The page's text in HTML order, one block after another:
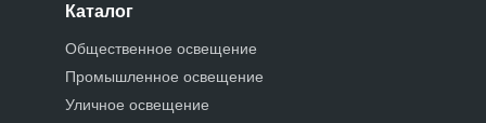
Каталог
Общественное освещение
Промышленное освещение
Уличное освещение